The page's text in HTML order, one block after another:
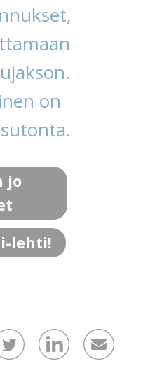
on
jo
lehti!